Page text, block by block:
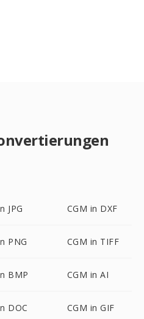
JPG CGM in DXF
PNG CGM in TIFF
BMP CGM in AI
DOC CGM in GIF